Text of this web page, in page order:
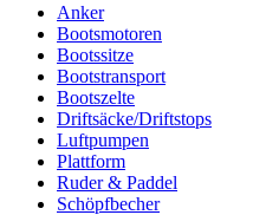
Anker
Bootsmotoren
Bootssitze
Bootstransport
Bootszelte
Driftsäcke/Driftstops
Luftpumpen
Plattform
Ruder & Paddel
Schöpfbecher